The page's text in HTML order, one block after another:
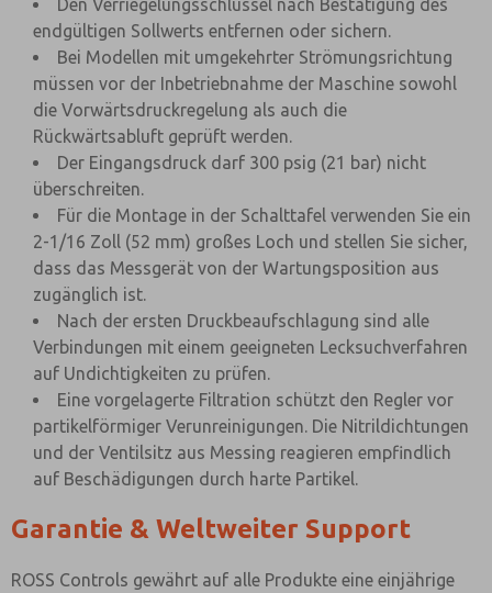
Den Verriegelungsschlüssel nach Bestätigung des
endgültigen Sollwerts entfernen oder sichern.
Bei Modellen mit umgekehrter Strömungsrichtung
müssen vor der Inbetriebnahme der Maschine sowohl
die Vorwärtsdruckregelung als auch die
Rückwärtsabluft geprüft werden.
Der Eingangsdruck darf 300 psig (21 bar) nicht
überschreiten.
Für die Montage in der Schalttafel verwenden Sie ein
2-1/16 Zoll (52 mm) großes Loch und stellen Sie sicher,
dass das Messgerät von der Wartungsposition aus
zugänglich ist.
Nach der ersten Druckbeaufschlagung sind alle
Verbindungen mit einem geeigneten Lecksuchverfahren
auf Undichtigkeiten zu prüfen.
Eine vorgelagerte Filtration schützt den Regler vor
partikelförmiger Verunreinigungen. Die Nitrildichtungen
und der Ventilsitz aus Messing reagieren empfindlich
auf Beschädigungen durch harte Partikel.
Garantie & Weltweiter Support
ROSS Controls gewährt auf alle Produkte eine einjährige